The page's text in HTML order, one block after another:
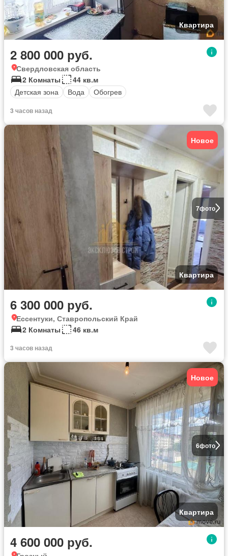
Квартира
2 800 000 руб.
Свердловская область
2 Комнаты
44 кв.м
Детская зона
Вода Обогрев
3 часов назад
7фото
Новое
Квартира
6 300 000 руб.
Ессентуки, Ставропольский Край
2 Комнаты
46 кв.м
3 часов назад
6фото
Новое
Квартира
4 600 000 руб.